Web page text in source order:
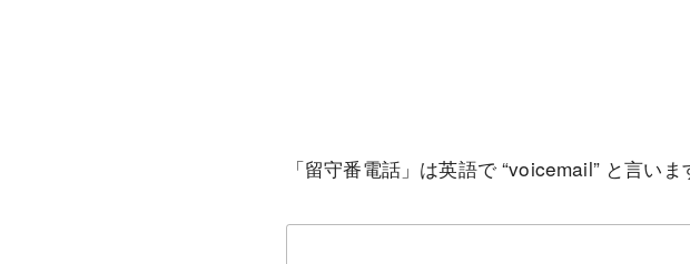
「留守番電話」は英語で “voicemail” と言い